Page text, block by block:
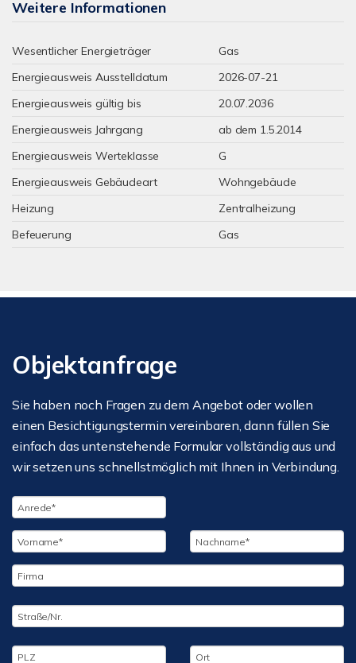
Weitere Informationen
Wesentlicher Energieträger
Gas
Energieausweis Ausstelldatum
2026-07-21
Energieausweis gültig bis
20.07.2036
Energieausweis Jahrgang
ab dem 1.5.2014
Energieausweis Werteklasse
G
Energieausweis Gebäudeart
Wohngebäude
Heizung
Zentralheizung
Befeuerung
Gas
Objektanfrage
Sie haben noch Fragen zu dem Angebot oder wollen
einen Besichtigungstermin vereinbaren, dann füllen Sie
einfach das untenstehende Formular vollständig aus und
wir setzen uns schnellstmöglich mit Ihnen in Verbindung.